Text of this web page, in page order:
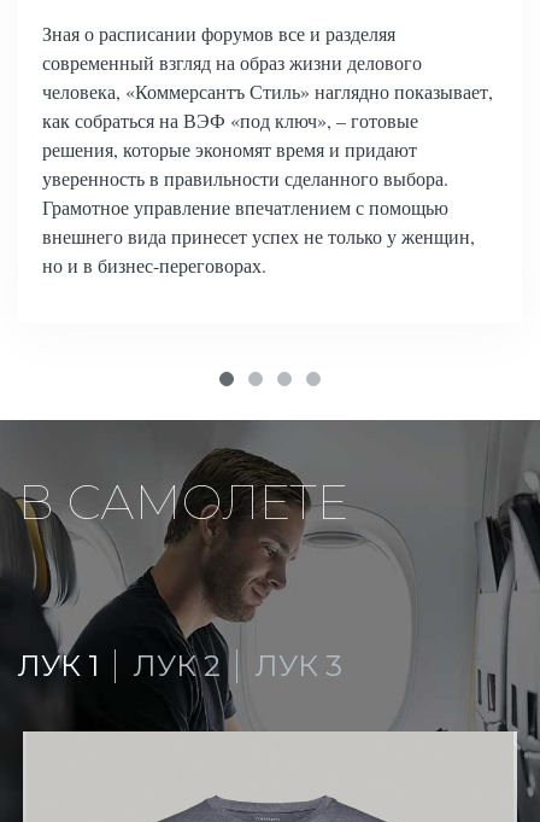
Зная о расписании форумов все и разделяя
современный взгляд на образ жизни делового
человека, «Коммерсантъ Стиль» наглядно показывает,
как собраться на ВЭФ «под ключ», – готовые
решения, которые экономят время и придают
уверенность в правильности сделанного выбора.
Грамотное управление впечатлением с помощью
внешнего вида принесет успех не только у женщин,
но и в бизнес-переговорах.
В САМОЛЕТЕ
ЛУК 1 ЛУК 2 ЛУК 3